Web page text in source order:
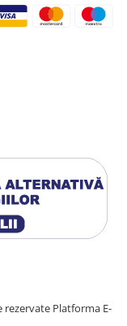
rezervate Platforma E-